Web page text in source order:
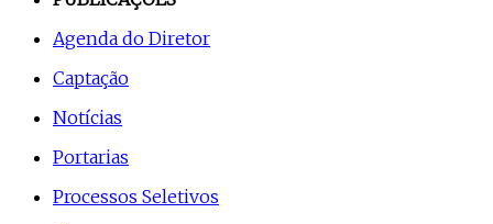
Agenda do Diretor
Captação
Notícias
Portarias
Processos Seletivos